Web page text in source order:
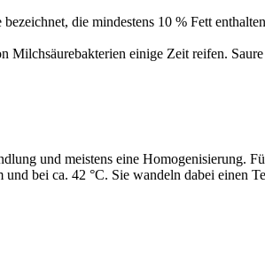
die mindestens 10 % Fett
einige Zeit reifen.
und meistens eine Homogenisierung.
bei ca. 42 °C. Sie wandeln dabei einen